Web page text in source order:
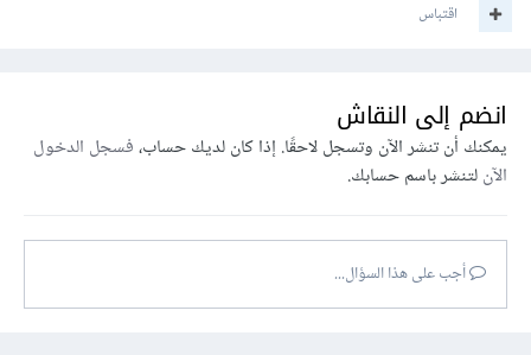
اقتباس
انضم إلى النقاش
يمكنك أن تنشر الآن وتسجل لاحقًا. إذا كان لديك حساب،فسجل الدخول
الآنلتنشر باسم حسابك.
أجب على هذا السؤال...